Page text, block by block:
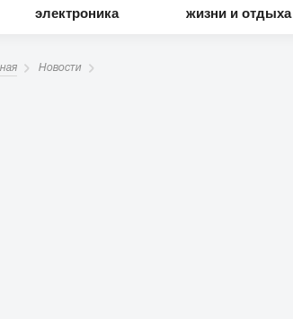
электроника
жизни и отдыха
Новости